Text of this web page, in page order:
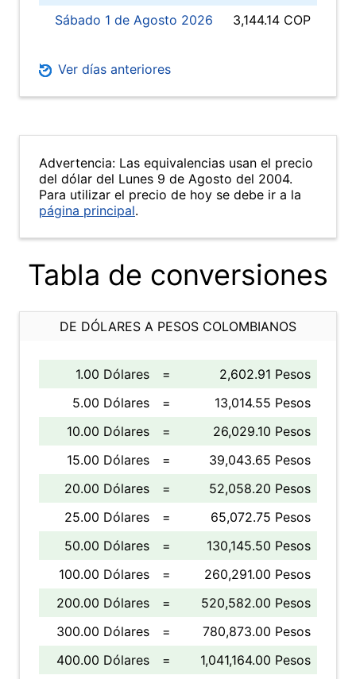
Sábado 1 de Agosto 2026 3,144.14 COP
Ver días anteriores
Advertencia: Las equivalencias usan el precio
del dólar del Lunes 9 de Agosto del 2004.
Para utilizar el precio de hoy se debe ir a la
página principal.
Tabla de conversiones
DE DÓLARES A PESOS COLOMBIANOS
1.00 Dólares =
2,602.91 Pesos
5.00 Dólares
=
13,014.55 Pesos
10.00 Dólares
=
26,029.10 Pesos
15.00 Dólares
=
39,043.65 Pesos
20.00 Dólares
=
52,058.20 Pesos
25.00 Dólares
=
65,072.75 Pesos
50.00 Dólares
=
130,145.50 Pesos
100.00 Dólares
=
260,291.00 Pesos
200.00 Dólares
=
520,582.00 Pesos
300.00 Dólares
=
780,873.00 Pesos
400.00 Dólares
=
1,041,164.00 Pesos